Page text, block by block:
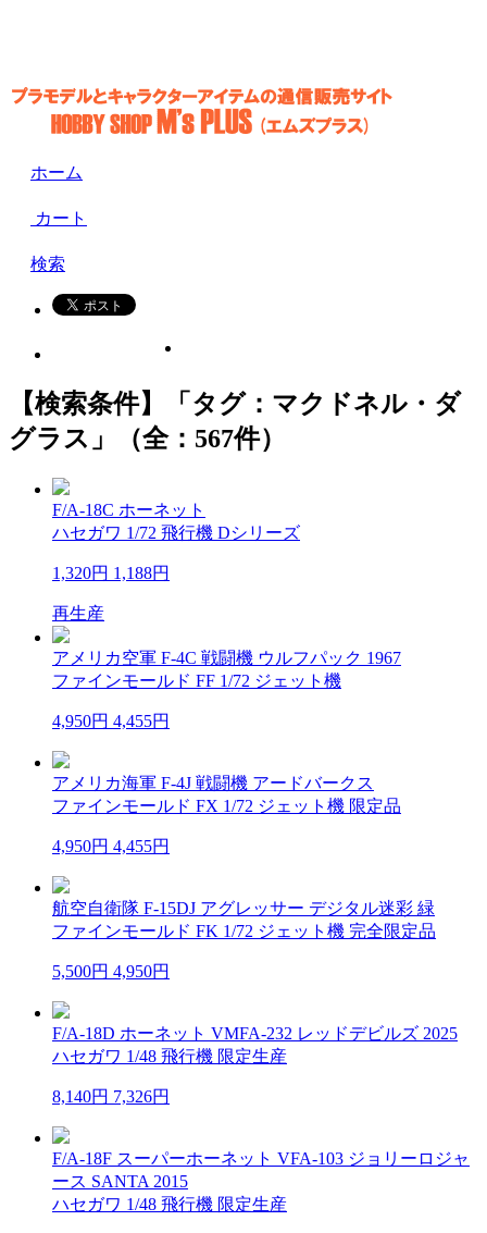
ホーム
カート
検索
【検索条件】「タグ：マクドネル・ダ
グラス」（全：567件）
F/A-18C ホーネット
ハセガワ 1/72 飛行機 Dシリーズ
1,320円 1,188円
再生産
アメリカ空軍 F-4C 戦闘機 ウルフパック 1967
ファインモールド FF 1/72 ジェット機
4,950円 4,455円
アメリカ海軍 F-4J 戦闘機 アードバークス
ファインモールド FX 1/72 ジェット機 限定品
4,950円 4,455円
航空自衛隊 F-15DJ アグレッサー デジタル迷彩 緑
ファインモールド FK 1/72 ジェット機 完全限定品
5,500円 4,950円
F/A-18D ホーネット VMFA-232 レッドデビルズ 2025
ハセガワ 1/48 飛行機 限定生産
8,140円 7,326円
F/A-18F スーパーホーネット VFA-103 ジョリーロジャ
ース SANTA 2015
ハセガワ 1/48 飛行機 限定生産